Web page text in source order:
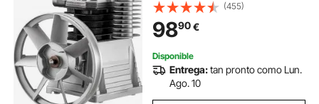
Compresor de Aire 1300rpm
Cabezal de Compresor de Aire de
Material de Aluminio para Industrias
Químicas Electrónicas Textiles
(455)
9890€
Disponible
Entrega:tan pronto como Lun.
Ago. 10